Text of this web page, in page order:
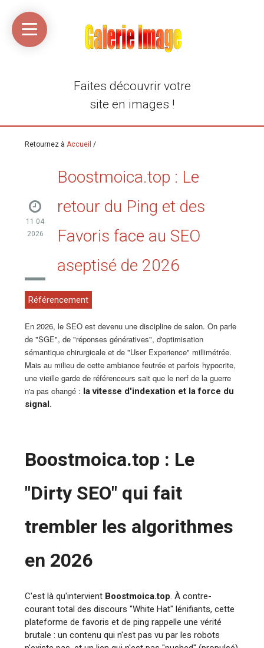
Accueil
Média
libre
Linkinaz
Katomi
compte
Twitter
@Ortegeek
compte
Flickr
Faites découvrir votre
site en images !
Retournez àAccueil /
11 04
2026
Boostmoica.top : Le
retour du Ping et des
Favoris face au SEO
aseptisé de 2026
Référencement
En 2026, le SEO est devenu une discipline de salon. On parle
de "SGE", de "réponses génératives", d'optimisation
sémantique chirurgicale et de "User Experience" millimétrée.
Mais au milieu de cette ambiance feutrée et parfois hypocrite,
une vieille garde de référenceurs sait que le nerf de la guerre
n'a pas changé : la vitesse d'indexation et la force du
signal.
Boostmoica.top : Le
"Dirty SEO" qui fait
trembler les algorithmes
en 2026
C'est là qu'intervient Boostmoica.top. À contre-
courant total des discours "White Hat" lénifiants, cette
plateforme de favoris et de ping rappelle une vérité
brutale : un contenu qui n'est pas vu par les robots